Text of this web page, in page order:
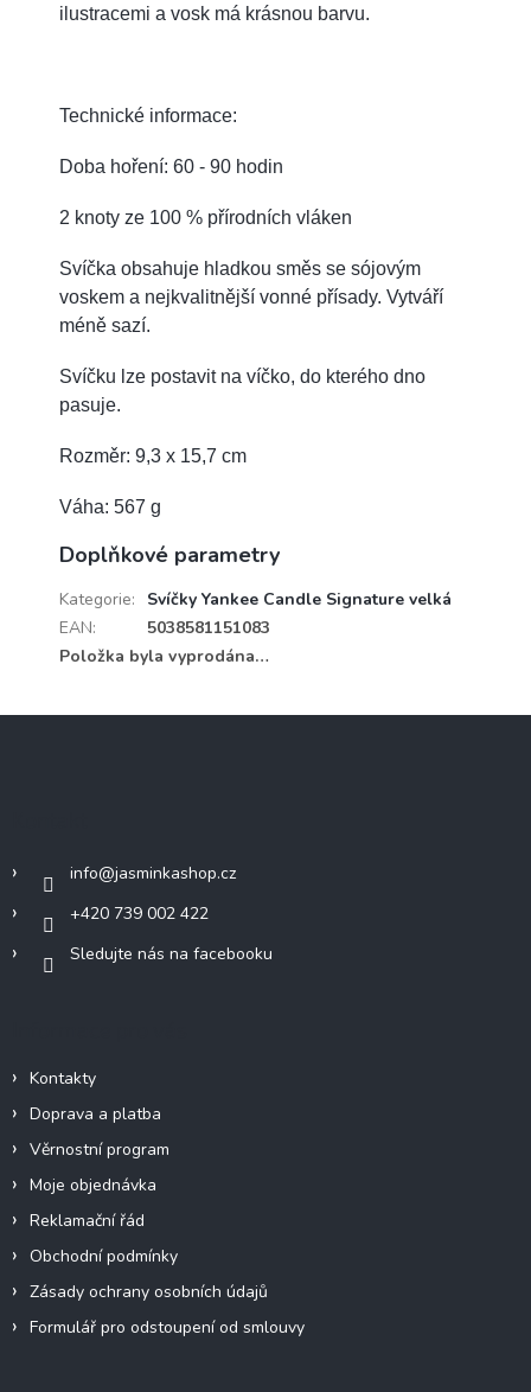
ilustracemi a vosk má krásnou barvu.
Technické informace:
Doba hoření: 60 - 90 hodin
2 knoty ze 100 % přírodních vláken
Svíčka obsahuje hladkou směs se sójovým
voskem a nejkvalitnější vonné přísady. Vytváří
méně sazí.
Svíčku lze postavit na víčko, do kterého dno
pasuje.
Rozměr: 9,3 x 15,7 cm
Váha: 567 g
Doplňkové parametry
Kategorie:
Svíčky Yankee Candle Signature velká
EAN:
5038581151083
Položka byla vyprodána…
info@jasminkashop.cz
+420 739 002 422
Sledujte nás na facebooku
Kontakty
Doprava a platba
Věrnostní program
Moje objednávka
Reklamační řád
Obchodní podmínky
Zásady ochrany osobních údajů
Formulář pro odstoupení od smlouvy